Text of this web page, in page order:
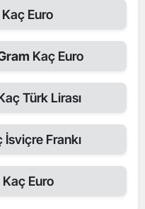
Kaç Euro
Kaç Euro
Türk Lirası
İsviçre Frankı
Kaç Euro